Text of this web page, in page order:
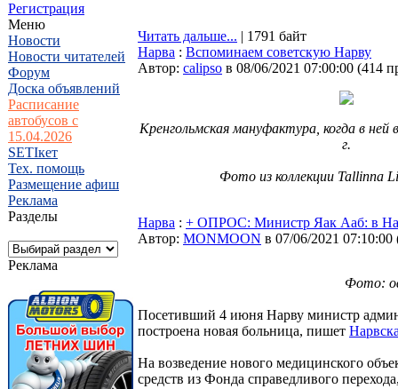
Регистрация
Меню
Новости
Новости читателей
Форум
Доска объявлений
Расписание
автобусов с
15.04.2026
SETIкет
Тех. помощь
Размещение афиш
Реклама
Разделы
Реклама
Читать дальше... | 1791 байт
Нарва : Вспоминаем советскую Нарву
Автор: calipso в 08/06/2021 07:00:00 (414
Кренгольмская мануфактура, когда в ней
г.
Фото из коллекции Tallinna
Нарва : + ОПРОС: Министр Яак Ааб: в
Автор: MONMOON в 07/06/2021 07:10:00
Фото:
Посетивший 4 июня Нарву министр
построена новая больница, пишет
На возведение нового медицинского
средств из Фонда справедливого